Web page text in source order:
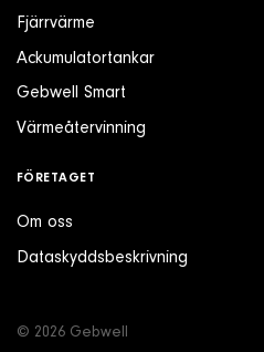
Fjärrvärme
Ackumulatortankar
Gebwell Smart
Värmeåtervinning
FÖRETAGET
Om oss
Dataskyddsbeskrivning
© 2026 Gebwell